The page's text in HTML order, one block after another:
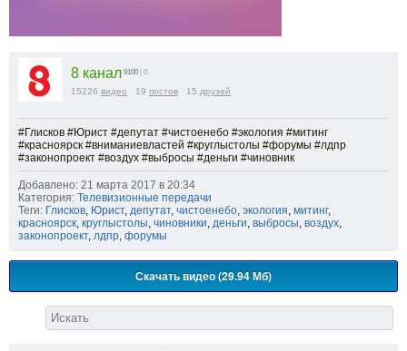
8 канал 9100 | 0
15226 видео 19 постов 15 друзей
#Глисков #Юрист #депутат #чистоенебо #экология #митинг
#красноярск #вниманиевластей #круглыстолы #форумы #лдпр
#законопроект #воздух #выбросы #деньги #чиновник
Добавлено: 21 марта 2017 в 20:34
Категория: Телевизионные передачи
Теги: Глисков Юрист, депутат, чистоенебо экология митинг,
красноярск круглыстолы чиновники деньги выбросы воздух
законопроект, лдпр форумы
Скачать видео (29.94 Мб)